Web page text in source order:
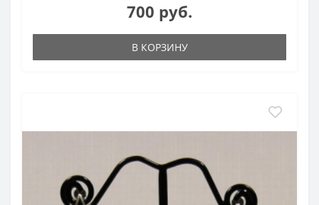
700 руб.
В КОРЗИНУ